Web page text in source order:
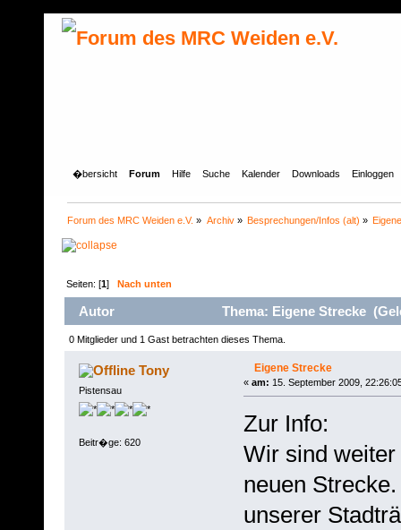
�bersicht Forum Hilfe Suche Kalender Downloads Einloggen
Forum des MRC Weiden e.V. » Archiv» Besprechungen/Infos (alt) »
Seiten: [1]Nach unten
Autor Thema: Eigene Strecke
0 Mitglieder und 1 Gast betrachten dieses Thema.
Tony
Pistensau
Beitr�ge: 620
Eigene Strecke
« am: 15. September 2009,
Zur Info:
Wir sind
neuen
unserer